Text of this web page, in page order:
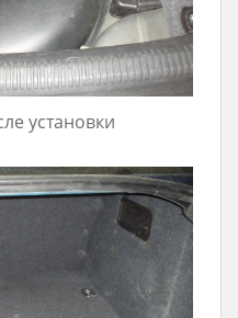
установки